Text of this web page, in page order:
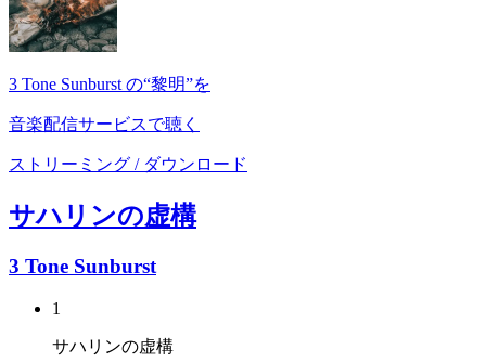
3 Tone Sunburst の“黎明”を
音楽配信サービスで聴く
ストリーミング / ダウンロード
サハリンの虚構
3 Tone Sunburst
1
サハリンの虚構